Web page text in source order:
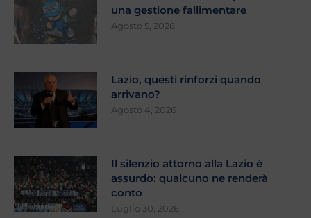
una gestione fallimentare
Agosto 5, 2026
Lazio, questi rinforzi quando
arrivano?
Agosto 4, 2026
Il silenzio attorno alla Lazio è
assurdo: qualcuno ne renderà
conto
Luglio 30, 2026